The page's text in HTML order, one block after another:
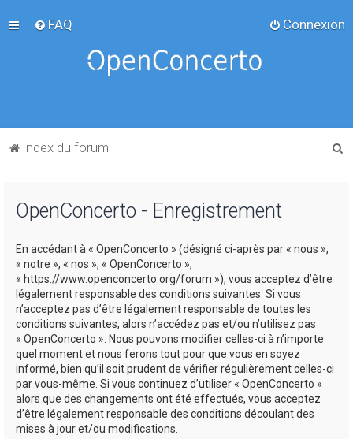
FAQ Connexion
Index du forum
OpenConcerto - Enregistrement
En accédant à « OpenConcerto » (désigné ci-après par « nous »,
« notre », « nos », « OpenConcerto »,
« https://www.openconcerto.org/forum »), vous acceptez d’être
légalement responsable des conditions suivantes. Si vous
n’acceptez pas d’être légalement responsable de toutes les
conditions suivantes, alors n’accédez pas et/ou n’utilisez pas
« OpenConcerto ». Nous pouvons modifier celles-ci à n’importe
quel moment et nous ferons tout pour que vous en soyez
informé, bien qu’il soit prudent de vérifier régulièrement celles-ci
par vous-même. Si vous continuez d’utiliser « OpenConcerto »
alors que des changements ont été effectués, vous acceptez
d’être légalement responsable des conditions découlant des
mises à jour et/ou modifications.